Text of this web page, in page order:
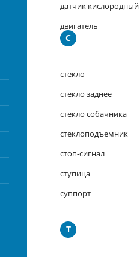
датчик кислородный
двигатель
С
стекло
стекло заднее
стекло собачника
стеклоподъемник
стоп-сигнал
ступица
суппорт
Т